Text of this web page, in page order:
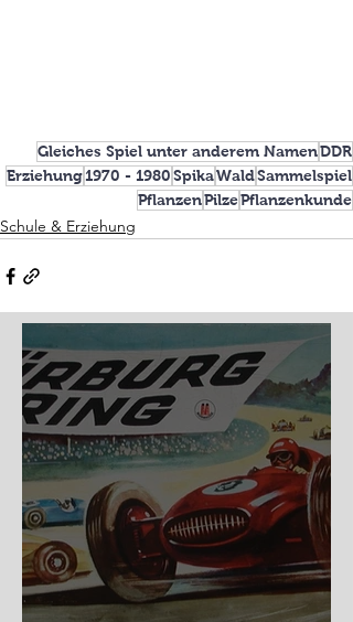
Gleiches Spiel unter anderem NamenDDR
Erziehung1970 - 1980SpikaWaldSammelspiel
PflanzenPilzePflanzenkunde
Schule & Erziehung